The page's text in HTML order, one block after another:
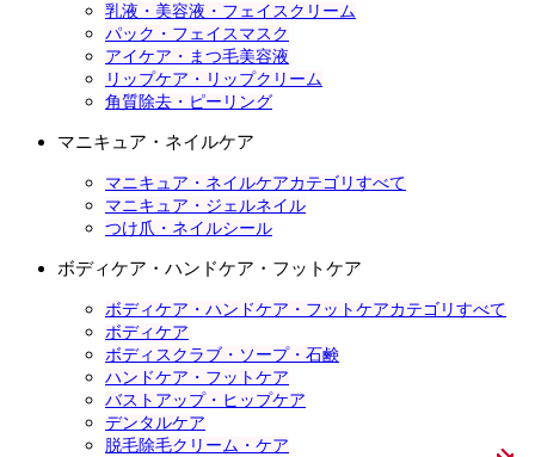
乳液・美容液・フェイスクリーム
パック・フェイスマスク
アイケア・まつ毛美容液
リップケア・リップクリーム
角質除去・ピーリング
マニキュア・ネイルケア
マニキュア・ネイルケアカテゴリすべて
マニキュア・ジェルネイル
つけ爪・ネイルシール
ボディケア・ハンドケア・フットケア
ボディケア・ハンドケア・フットケアカテゴリすべて
ボディケア
ボディスクラブ・ソープ・石鹸
ハンドケア・フットケア
バストアップ・ヒップケア
デンタルケア
脱毛除毛クリーム・ケア